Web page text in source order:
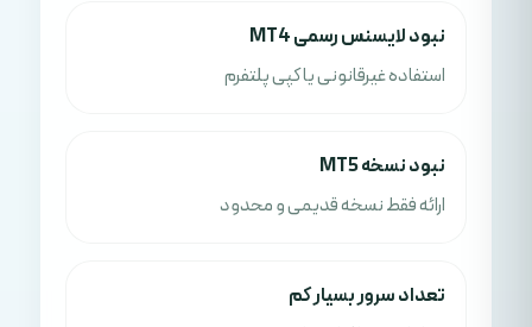
نبود لایسنس رسمی MT4
استفاده غیرقانونی یا کپی پلتفرم
نبود نسخه MT5
ارائه فقط نسخه قدیمی و محدود
تعداد سرور بسیار کم